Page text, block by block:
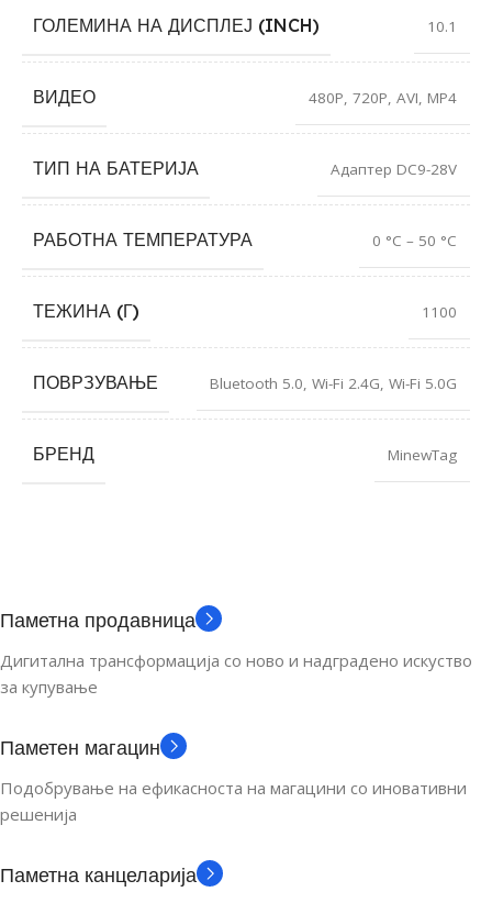
ГОЛЕМИНА НА ДИСПЛЕЈ (INCH) 10.1
ВИДЕО 480P 720P AVI MP4
ТИП НА БАТЕРИЈА Адаптер DC9-28V
РАБОТНА ТЕМПЕРАТУРА 0 °C – 50 °C
ТЕЖИНА (Г) 1100
ПОВРЗУВАЊЕ Bluetooth 5.0 Wi-Fi 2.4G Wi-Fi 5.0G
БРЕНД MinewTag
Паметна продавница
Дигитална трансформација со ново и надградено искуство
за купување
Паметен магацин
Подобрување на ефикасноста на магацини со иновативни
решенија
Паметна канцеларија